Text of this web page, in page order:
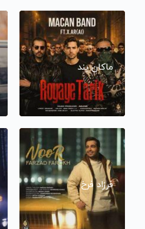
ماکان بند
فرزاد فرخ